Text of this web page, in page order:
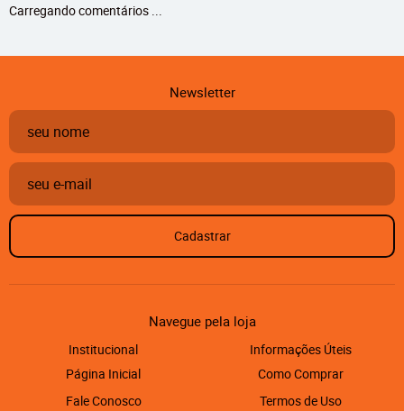
Carregando comentários ...
Newsletter
Cadastrar
Navegue pela loja
Institucional
Página Inicial
Fale Conosco
Informações Úteis
Como Comprar
Termos de Uso